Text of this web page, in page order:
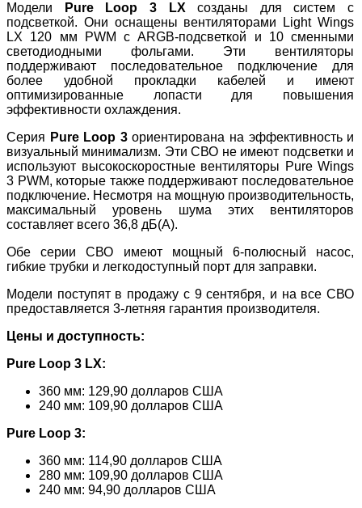
Модели
Pure Loop 3 LXсозданы для систем с
подсветкой. Они оснащены вентиляторами Light Wings
LX 120 мм PWM с ARGB-подсветкой и 10 сменными
светодиодными фольгами. Эти вентиляторы
поддерживают последовательное подключение для
более удобной прокладки кабелей и имеют
оптимизированные лопасти для повышения
эффективности охлаждения.
Серия Pure Loop 3ориентирована на эффективность и
визуальный минимализм. Эти СВО не имеют подсветки и
используют высокоскоростные вентиляторы Pure Wings
3 PWM, которые также поддерживают последовательное
подключение. Несмотря на мощную производительность,
максимальный уровень шума этих вентиляторов
составляет всего 36,8 дБ(A).
Обе серии СВО имеют мощный 6-полюсный насос,
гибкие трубки и легкодоступный порт для заправки.
Модели поступят в продажу с 9 сентября, и на все СВО
предоставляется 3-летняя гарантия производителя.
Цены и доступность:
Pure Loop 3 LX:
360 мм: 129,90 долларов США
240 мм: 109,90 долларов США
Pure Loop 3:
360 мм: 114,90 долларов США
280 мм: 109,90 долларов США
240 мм: 94,90 долларов США